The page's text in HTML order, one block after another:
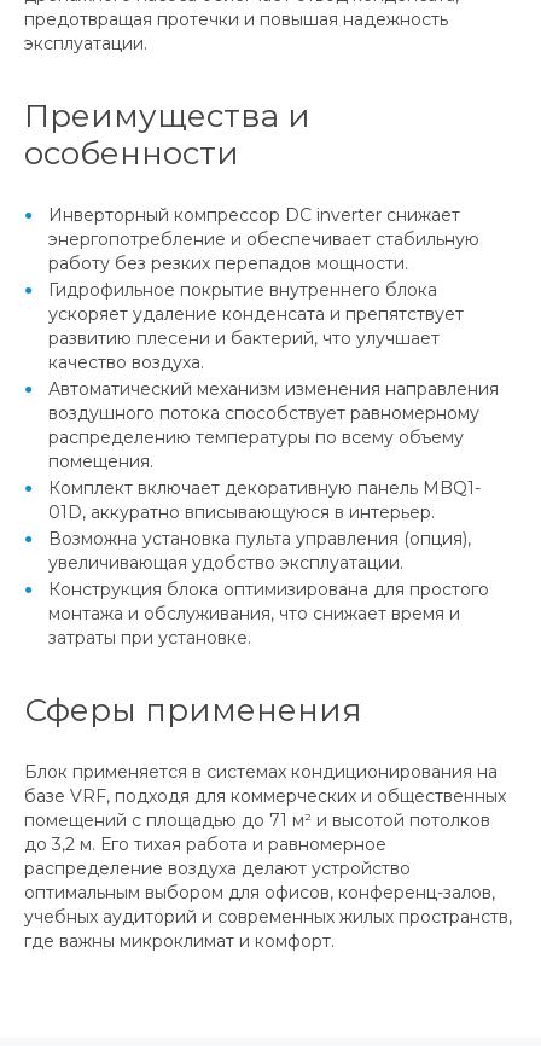
предотвращая протечки и повышая надежность
эксплуатации.
Преимущества и
особенности
Инверторный компрессор DC inverter снижает
энергопотребление и обеспечивает стабильную
работу без резких перепадов мощности.
Гидрофильное покрытие внутреннего блока
ускоряет удаление конденсата и препятствует
развитию плесени и бактерий, что улучшает
качество воздуха.
Автоматический механизм изменения направления
воздушного потока способствует равномерному
распределению температуры по всему объему
помещения.
Комплект включает декоративную панель MBQ1-
01D, аккуратно вписывающуюся в интерьер.
Возможна установка пульта управления (опция),
увеличивающая удобство эксплуатации.
Конструкция блока оптимизирована для простого
монтажа и обслуживания, что снижает время и
затраты при установке.
Сферы применения
Блок применяется в системах кондиционирования на
базе VRF, подходя для коммерческих и общественных
помещений с площадью до 71 м² и высотой потолков
до 3,2 м. Его тихая работа и равномерное
распределение воздуха делают устройство
оптимальным выбором для офисов, конференц-залов,
учебных аудиторий и современных жилых пространств,
где важны микроклимат и комфорт.